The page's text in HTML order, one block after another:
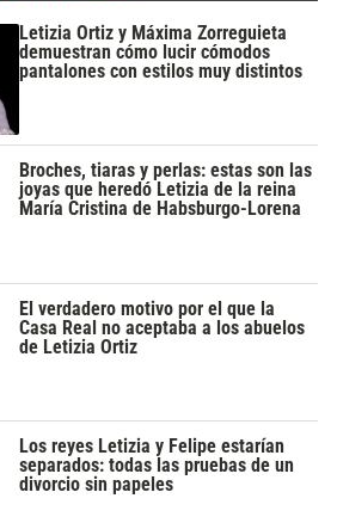
Letizia Ortiz y Máxima Zorreguieta
demuestran cómo lucir cómodos
pantalones con estilos muy distintos
Broches, tiaras y perlas: estas son las
joyas que heredó Letizia de la reina
María Cristina de Habsburgo-Lorena
El verdadero motivo por el que la
Casa Real no aceptaba a los abuelos
de Letizia Ortiz
Los reyes Letizia y Felipe estarían
separados: todas las pruebas de un
divorcio sin papeles